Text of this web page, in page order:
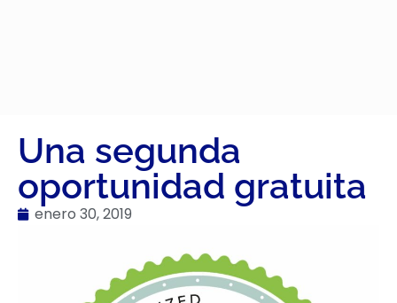
Una segunda
oportunidad gratuita
enero 30, 2019